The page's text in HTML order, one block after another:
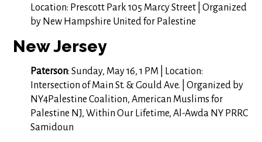
Location: Prescott Park 105 Marcy Street | Organized
by New Hampshire United for Palestine
New Jersey
Paterson: Sunday, May 16, 1 PM | Location:
Intersection of Main St. & Gould Ave. | Organized by
NY4Palestine Coalition, American Muslims for
Palestine NJ, Within Our Lifetime, Al-Awda NY PRRC
Samidoun